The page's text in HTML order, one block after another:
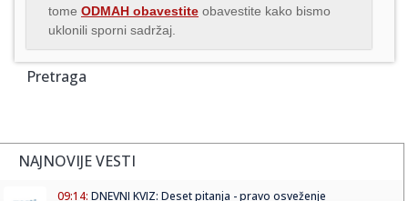
tome ODMAH obavestite obavestite kako bismo
uklonili sporni sadržaj.
Pretraga
NAJNOVIJE VESTI
09:14: DNEVNI KVIZ: Deset pitanja - pravo osveženje